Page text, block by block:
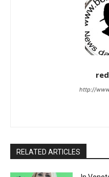
http://
RELATED ARTICLES